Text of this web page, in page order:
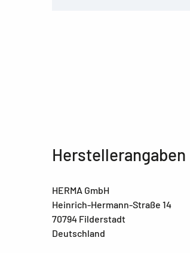
Herstellerangaben
HERMA GmbH
Heinrich-Hermann-Straße 14
70794 Filderstadt
Deutschland